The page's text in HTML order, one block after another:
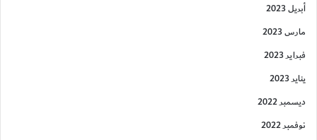
أبريل 2023
مارس 2023
فبراير 2023
يناير 2023
ديسمبر 2022
نوفمبر 2022